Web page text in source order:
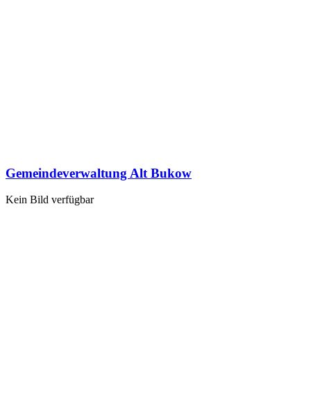
Gemeindeverwaltung Alt Bukow
Kein Bild verfügbar